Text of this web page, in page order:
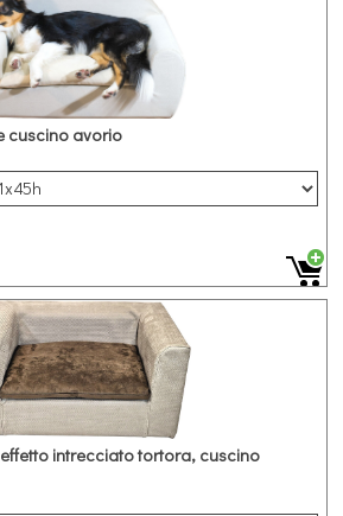
cuscino avorio
intrecciato tortora, cuscino